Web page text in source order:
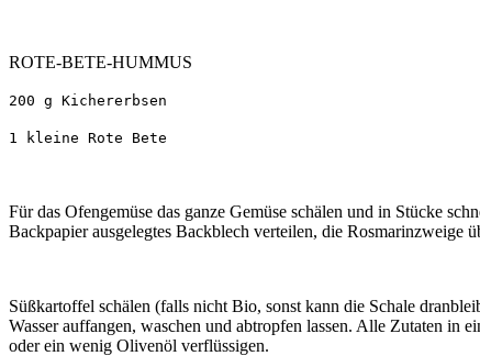
ROTE-BETE-HUMMUS
200 g Kichererbsen
1 kleine Rote Bete
Für das Ofengemüse das ganze Gemüse schälen und in Stücke
Backpapier ausgelegtes Backblech verteilen, die
Süßkartoffel schälen (falls nicht Bio, sonst kann die Schale
Wasser auffangen, waschen und abtropfen lassen. Alle Zutaten in
oder ein wenig Olivenöl verflüssigen.